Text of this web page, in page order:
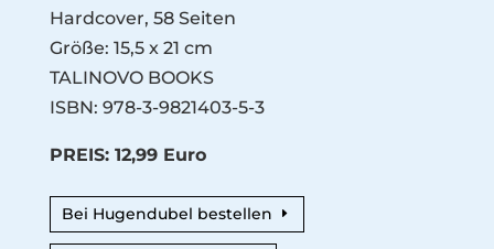
Hardcover, 58 Seiten
Größe: 15,5 x 21 cm
TALINOVO BOOKS
ISBN: 978-3-9821403-5-3
PREIS: 12,99 Euro
Bei Hugendubel bestellen